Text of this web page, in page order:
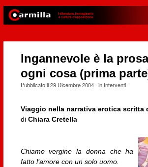
Ingannevole è la
ogni cosa (prima
Pubblicato il29 Dicembre 2004· in Interventi·
Viaggio nella narrativa erotica scritta
di Chiara Cretella
Chiamo vergine la donna che ha
fatto l’amore con un solo uomo.